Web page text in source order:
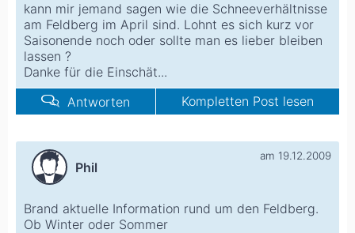
kann mir jemand sagen wie die Schneeverhältnisse
am Feldberg im April sind. Lohnt es sich kurz vor
Saisonende noch oder sollte man es lieber bleiben
lassen ?
Danke für die Einschät...
Antworten
Kompletten Post lesen
Phil
am 19.12.2009
Brand aktuelle Information rund um den Feldberg.
Ob Winter oder Sommer